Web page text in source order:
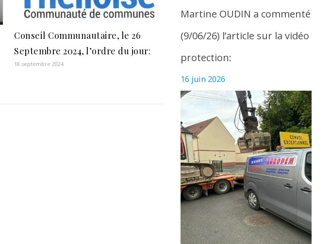
Conseil Communautaire, le 26
Septembre 2024, l’ordre du jour:
18 septembre 2024
Martine OUDIN a commenté
(9/06/26) l’article sur la vidéo
protection:
16 juin 2026